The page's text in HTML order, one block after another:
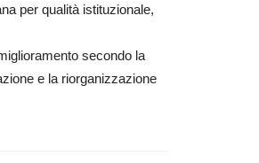
per qualità istituzionale,
secondo la
e la riorganizzazione